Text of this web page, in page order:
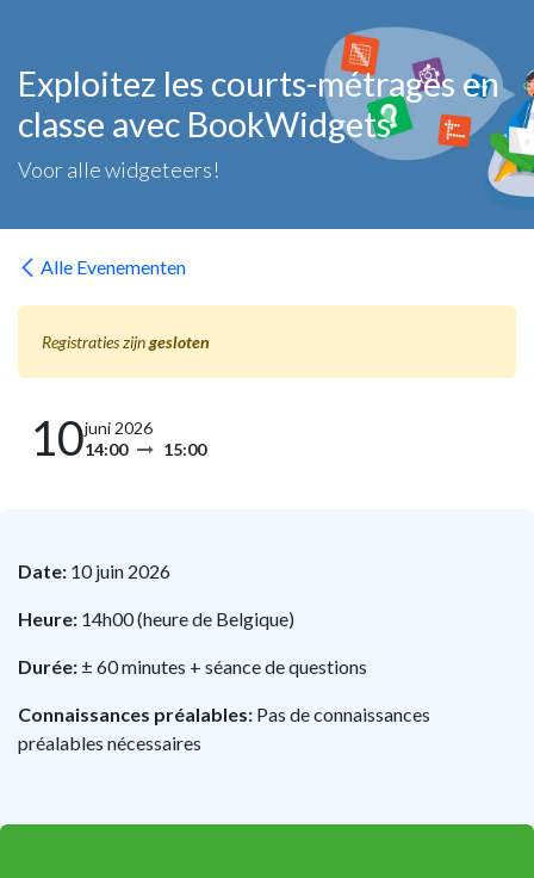
Exploitez les courts-métrages en
classe avec BookWidgets
Voor alle widgeteers!
Alle Evenementen
Registraties zijngesloten
10juni 2026
14:00
15:00
Date: 10 juin 2026
Heure: 14h00(heure de Belgique)
Durée: ± 60 minutes + séance de questions
Connaissances préalables: Pas de connaissances
préalables nécessaires